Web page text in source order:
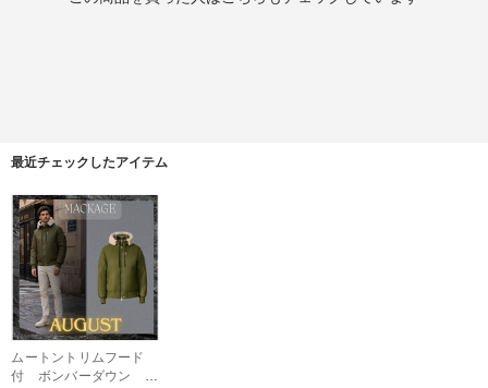
最近チェックしたアイテム
ムートントリムフード
付 ボンバーダウン A